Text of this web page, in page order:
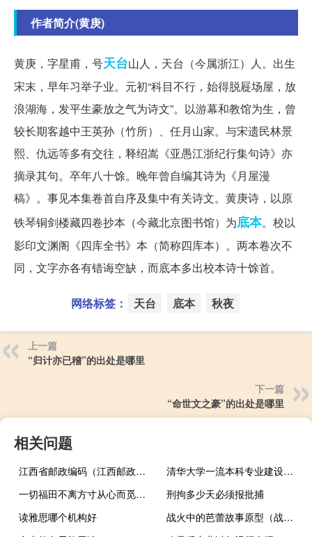
作者简介(黄庚)
黄庚，字星甫，号天台山人，天台（今属浙江）人。出生
宋末，早年习举子业。元初“科目不行，始得脱屣场屋，放
浪湖海，发平生豪放之气为诗文”。以游幕和教馆为生，曾
较长期客越中王英孙（竹所）、任月山家。与宋遗民林景
熙、仇远等多有交往，释绍嵩《亚愚江浙纪行集句诗》亦
摘录其句。卒年八十馀。晚年曾自编其诗为《月屋漫
稿》。事见本集卷首自序及集中有关诗文。黄庚诗，以原
铁琴铜剑楼藏四卷抄本（今藏北京图书馆）为底本。校以
影印文渊阁《四库全书》本（简称四库本）。两本卷次不
同，文字亦各有错诲空缺，而底本多出校本诗十馀首。
网络标签： 天台 底本 秋夜
上一篇
“归计亦已稽”的出处是哪里
下一篇
“命世文之豪”的出处是哪里
相关问题
江西省邮政编码（江西邮政编码）
清华大学一流本科专业建设名单
一切福田不离方寸从心而觅感无不通什么意思
刑拘多少天必须报批捕
读雅思哪个机构好
战火中的芭蕾故事原型（战火中的芭蕾简介）